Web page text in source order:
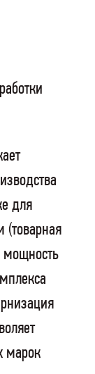
для
(товарная
мощность
марок